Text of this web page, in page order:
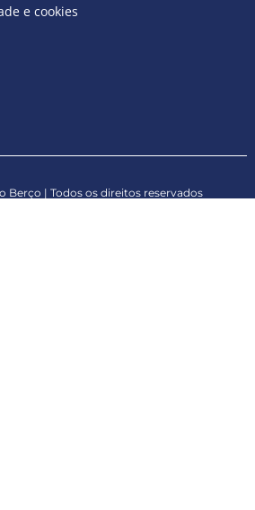
e cookies
Berço | Todos os direitos reservados